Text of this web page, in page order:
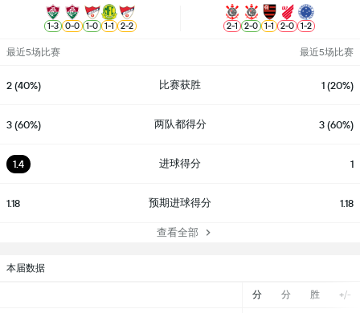
1-3 0-0 1-0 1-1 2-2 2-1 2-0 1-1 2-0 1-2
最近5场比赛 最近5场比赛
2 (40%) 比赛获胜 1 (20%)
3 (60%) 两队都得分 3 (60%)
1.4 进球得分 1
1.18 预期进球得分 1.18
查看全部
本届数据
分 分 胜 +/-